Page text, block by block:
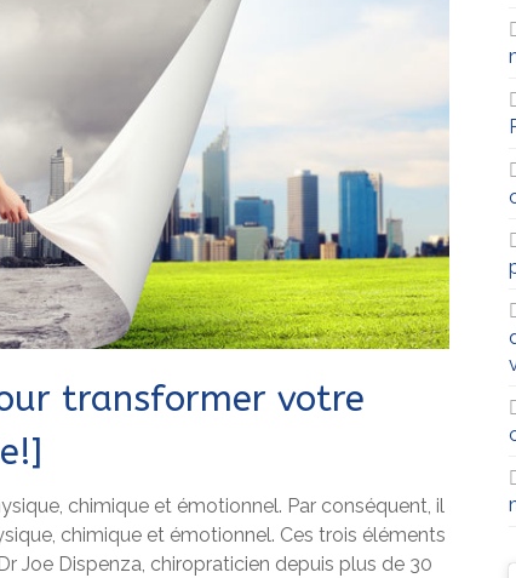
transformer votre
chimique et émotionnel. Par conséquent, il
chimique et émotionnel. Ces trois éléments
Joe Dispenza, chiropraticien depuis plus de 30